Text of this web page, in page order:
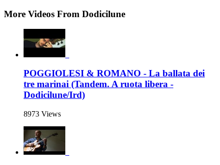
More Videos From Dodicilune
POGGIOLESI & ROMANO - La ballata dei
tre marinai (Tandem. A ruota libera -
Dodicilune/Ird)
8973 Views